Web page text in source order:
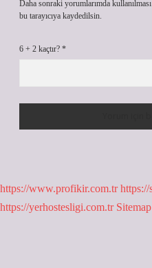
Daha sonraki yorumlarımda
bu tarayıcıya kaydedilsin.
6 + 2 kaçtır? *
https://www.profikir.com.tr
https://yerhostesligi.com.tr Sitemap